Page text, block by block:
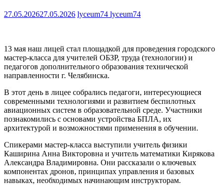
27.05.202627.05.2026 lyceum74 lyceum74
13 мая наш лицей стал площадкой для проведения городского
мастер-класса для учителей ОБЗР, труда (технологии) и
педагогов дополнительного образования технической
направленности г. Челябинска.
В этот день в лицее собрались педагоги, интересующиеся
современными технологиями и развитием беспилотных
авиационных систем в образовательной среде. Участники
познакомились с основами устройства БПЛА, их
архитектурой и возможностями применения в обучении.
Спикерами мастер-класса выступили учитель физики
Каширина Анна Викторовна и учитель математики Кирякова
Александра Владимировна. Они рассказали о ключевых
компонентах дронов, принципах управления и базовых
навыках, необходимых начинающим инструкторам.